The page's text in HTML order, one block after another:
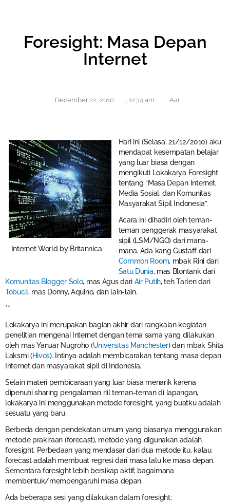
Foresight: Masa Depan
Internet
December 22, 2010 , 12:34 am , Aar
Internet World by Britannica
Hari ini (Selasa, 21/12/2010) aku
mendapat kesempatan belajar
yang luar biasa dengan
mengikuti Lokakarya Foresight
tentang “Masa Depan Internet,
Media Sosial, dan Komunitas
Masyarakat Sipil Indonesia”.
Acara ini dihadiri oleh teman-
teman penggerak masyarakat
sipil (LSM/NGO) dari mana-
mana. Ada kang Gustaff dari
Common Room, mbak Rini dari
Satu Dunia, mas Blontank dari
Komunitas Blogger Solo, mas Agus dari Air Putih, teh Tarlen dari
Tobucil, mas Donny, Aquino, dan lain-lain.
**
Lokakarya ini merupakan bagian akhir dari rangkaian kegiatan
penelitian mengenai Internet dengan tema sama yang dilakukan
oleh mas Yanuar Nugroho (Universitas Manchester) dan mbak Shita
Laksmi (Hivos). Intinya adalah membicarakan tentang masa depan
Internet dan masyarakat sipil di Indonesia.
Selain materi pembicaraan yang luar biasa menarik karena
dipenuhi sharing pengalaman riil teman-teman di lapangan,
lokakarya ini menggunakan metode foresight, yang buatku adalah
sesuatu yang baru.
Berbeda dengan pendekatan umum yang biasanya menggunakan
metode prakiraan (forecast), metode yang digunakan adalah
foresight. Perbedaan yang mendasar dari dua metode itu, kalau
forecast adalah membuat regresi dari masa lalu ke masa depan.
Sementara foresight lebih bersikap aktif, bagaimana
membentuk/mempengaruhi masa depan.
Ada beberapa sesi yang dilakukan dalam foresight: